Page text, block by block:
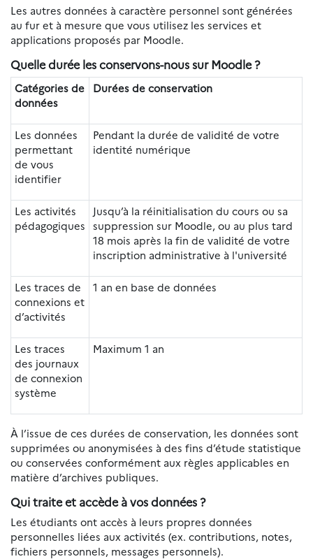
Les autres données à caractère personnel sont générées
au fur et à mesure que vous utilisez les services et
applications proposés par Moodle.
Quelle durée les conservons-nous sur Moodle ?
Catégories de
données
Durées de conservation
Les données
permettant
de vous
identifier
Pendant la durée de validité de votre
identité numérique
Les activités
pédagogiques
Jusqu’à la réinitialisation du cours ou sa
suppression sur Moodle, ou au plus tard
18 mois après la fin de validité de votre
inscription administrative à l'université
Les traces de
connexions et
d’activités
1 an en base de données
Les traces
des journaux
de connexion
système
Maximum 1 an
À l’issue de ces durées de conservation, les données sont
supprimées ou anonymisées à des fins d’étude statistique
ou conservées conformément aux règles applicables en
matière d’archives publiques.
Qui traite et accède à vos données ?
Les étudiants ont accès à leurs propres données
personnelles liées aux activités (ex. contributions, notes,
fichiers personnels, messages personnels).